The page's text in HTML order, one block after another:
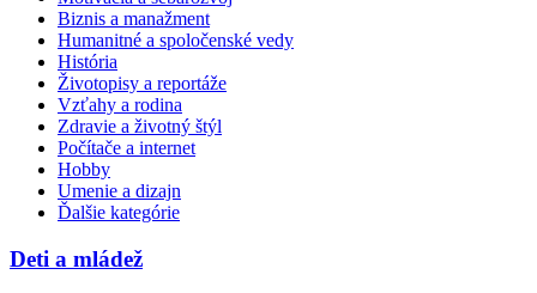
Biznis a manažment
Humanitné a spoločenské vedy
História
Životopisy a reportáže
Vzťahy a rodina
Zdravie a životný štýl
Počítače a internet
Hobby
Umenie a dizajn
Ďalšie kategórie
Deti a mládež